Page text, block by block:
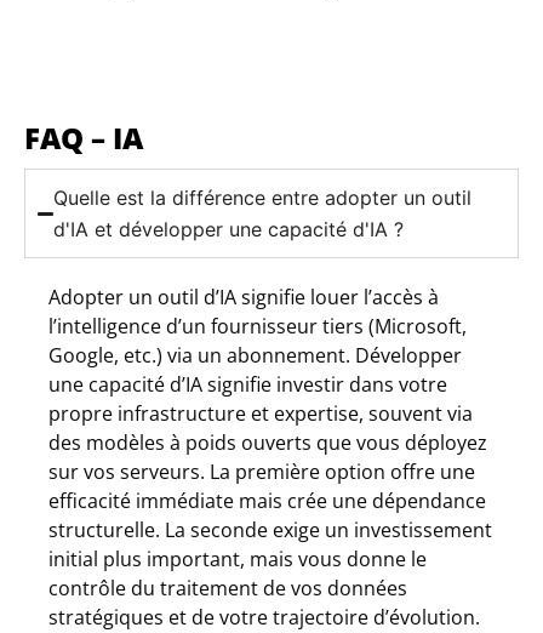
FAQ – IA
Quelle est la différence entre adopter un outil
d'IA et développer une capacité d'IA ?
Adopter un outil d’IA signifie louer l’accès à
l’intelligence d’un fournisseur tiers (Microsoft,
Google, etc.) via un abonnement. Développer
une capacité d’IA signifie investir dans votre
propre infrastructure et expertise, souvent via
des modèles à poids ouverts que vous déployez
sur vos serveurs. La première option offre une
efficacité immédiate mais crée une dépendance
structurelle. La seconde exige un investissement
initial plus important, mais vous donne le
contrôle du traitement de vos données
stratégiques et de votre trajectoire d’évolution.